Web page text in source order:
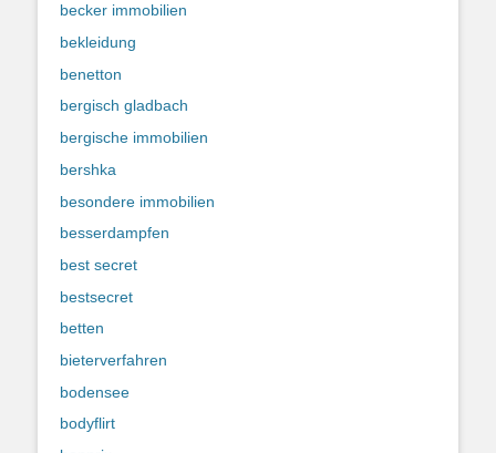
becker immobilien
bekleidung
benetton
bergisch gladbach
bergische immobilien
bershka
besondere immobilien
besserdampfen
best secret
bestsecret
betten
bieterverfahren
bodensee
bodyflirt